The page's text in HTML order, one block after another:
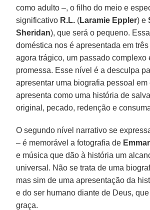
como adulto –, o filho do meio e
significativo R.L. (Laramie Eppler) e
Sheridan), que será o pequeno.
doméstica nos é apresentada em
agora trágico, um passado complexo
promessa. Esse nível é a desculpa
apresentar uma biografia pessoal em
apresenta como uma história de
original, pecado, redenção e
O segundo nível narrativo se
– é memorável a fotografia de
e música que dão à história um
universal. Não se trata de uma
mas sim de uma apresentação da
e do ser humano diante de Deus,
graça.